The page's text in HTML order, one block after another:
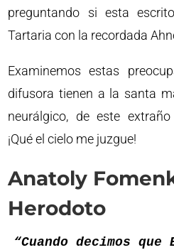
preguntando si esta
Tartaria con la recordada
Examinemos estas
difusora tienen a la santa
neurálgico, de este
¡Qué el cielo me juzgue!
Anatoly
Herodoto
“Cuando decimos